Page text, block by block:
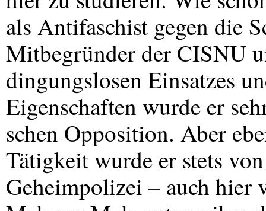
als Antifaschist gegen die
Mitbegründer der CISNU
dingungslosen Einsatzes
Eigenschaften wurde er
schen Opposition. Aber
Tätigkeit wurde er stets
Geheimpolizei – auch hier